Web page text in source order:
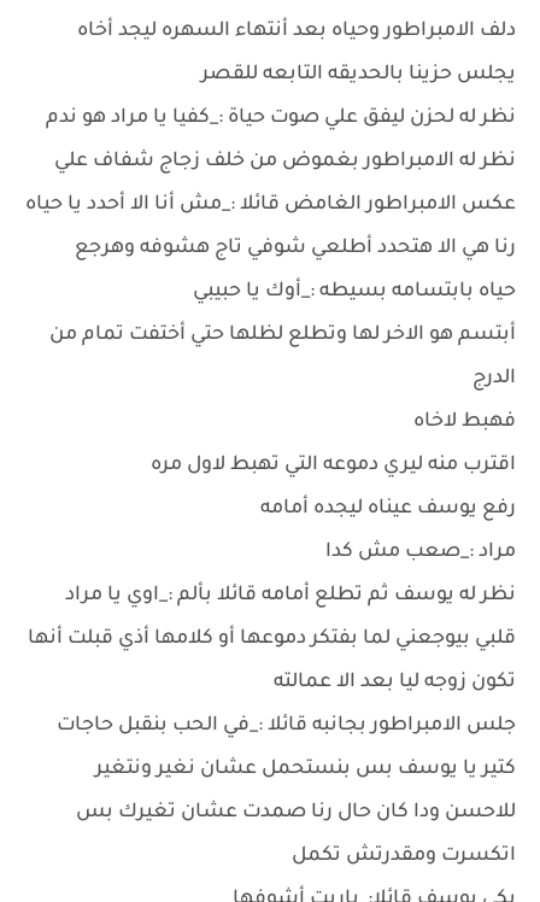
دلف الامبراطور وحياه بعد أنتهاء السهره ليجد أخاه
يجلس حزينا بالحديقه التابعه للقصر
نظر له لحزن ليفق علي صوت حياة :_كفيا يا مراد هو ندم
نظر له الامبراطور بغموض من خلف زجاج شفاف علي
عكس الامبراطور الغامض قائلا :_مش أنا الا أحدد يا حياه
رنا هي الا هتحدد أطلعي شوفي تاج هشوفه وهرجع
حياه بابتسامه بسيطه :_أوك يا حبيبي
أبتسم هو الاخر لها وتطلع لظلها حتي أختفت تمام من
الدرج
فهبط لاخاه
اقترب منه ليري دموعه التي تهبط لاول مره
رفع يوسف عيناه ليجده أمامه
مراد :_صعب مش كدا
نظر له يوسف ثم تطلع أمامه قائلا بألم :_اوي يا مراد
قلبي بيوجعني لما بفتكر دموعها أو كلامها أذي قبلت أنها
تكون زوجه ليا بعد الا عمالته
جلس الامبراطور بجانبه قائلا :_في الحب بنقبل حاجات
كتير يا يوسف بس بنستحمل عشان نغير ونتغير
للاحسن ودا كان حال رنا صمدت عشان تغيرك بس
اتكسرت ومقدرتش تكمل